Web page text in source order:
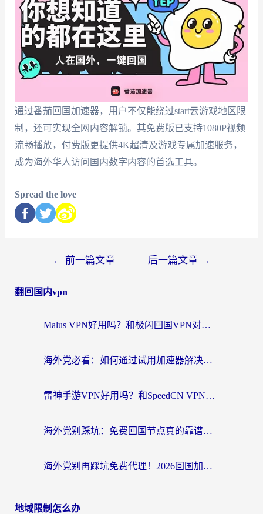
通过番茄回国加速器，用户不仅能绕过start云游戏地区限
制，还可实现全网内容解锁。其免费版已支持1080P视频
流畅播放，付费版更提供4K超清及游戏专属加速服务，
成为海外华人访问国内数字内容的首选工具。
Spread the love
← 前一篇文章 后一篇文章 →
翻回国内vpn
Malus VPN好用吗？和极闪回国VPN对比哪个回国效果更好？海外党亲测3款加速器+避坑指南
海外党必看：如何通过试用加速器解决国内APP地区限制？附2026最新对比测评
雷神手游VPN好用吗？和SpeedCN VPN对比哪个回国效果更好？海外党亲测3款加速器+避坑指南
海外党别踩坑：免费回国节点真的靠谱吗？教你选对加速器无缝访问国内资源
海外党别再踩坑免费代理！2026回国加速器全攻略：从选线到避坑，无缝访问国内资源
地域限制怎么办